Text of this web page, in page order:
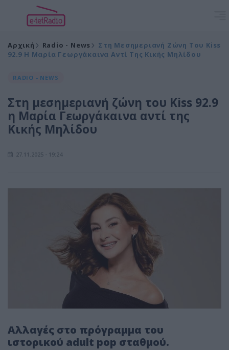
Αρχική Radio - News
Στη Μεσημεριανή Ζώνη Του Kiss
92.9 Η Μαρία Γεωργάκαινα Αντί Της Κικής Μηλίδου
RADIO - NEWS
Στη μεσημεριανή ζώνη του Kiss 92.9
η Μαρία Γεωργάκαινα αντί της
Κικής Μηλίδου
27.11.2025 - 19:24
Αλλαγές στο πρόγραμμα του
ιστορικού adult pop σταθμού.